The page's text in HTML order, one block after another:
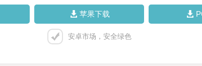
苹果下载
安卓市场，安全绿色